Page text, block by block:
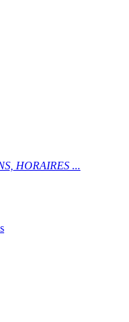
HORAIRES ...